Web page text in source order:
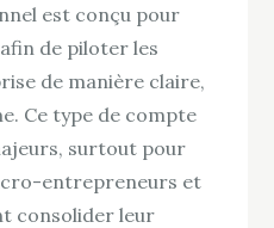
est conçu pour
de piloter les
de manière claire,
Ce type de compte
surtout pour
entrepreneurs et
consolider leur